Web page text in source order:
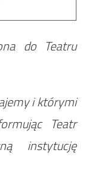
do Teatru
i którymi
Teatr
instytucję